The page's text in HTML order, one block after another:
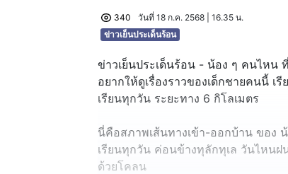
340
วันที่ 18 ก.ค. 2568 | 16.35 น.
ข่าวเย็นประเด็นร้อน
ข่าวเย็นประเด็นร้อน - น้อง ๆ คนไหน
อยากให้ดูเรื่องราวของเด็กชายคนนี้
เรียนทุกวัน ระยะทาง 6 กิโลเมตร
นี่คือสภาพเส้นทางเข้า-ออกบ้าน ของ
เรียนทุกวัน ค่อนข้างทุลักทุเล วันไหนฝ
ด้วยโคลน